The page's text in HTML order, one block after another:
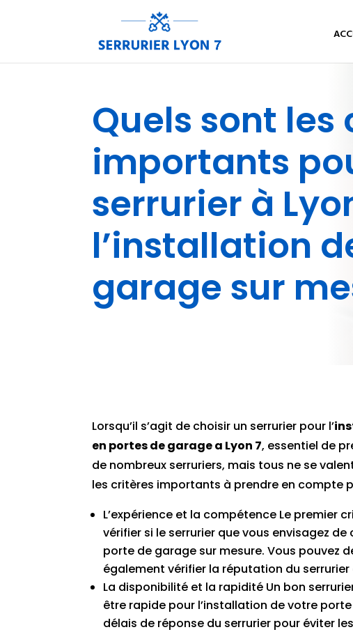
Quels sont les
importants
serrurier à
l’installation
garage sur
Lorsqu’il s’agit de choisir un serrurier pour l’
en portes de garage a Lyon 7, essentiel de
de nombreux serruriers, mais tous ne se
les critères importants à prendre en compte
L’expérience et la compétence Le premier
vérifier si le serrurier que vous envisagez
porte de garage sur mesure. Vous pouvez
également vérifier la réputation du
La disponibilité et la rapidité Un bon
être rapide pour l’installation de votre
délais de réponse du serrurier pour éviter